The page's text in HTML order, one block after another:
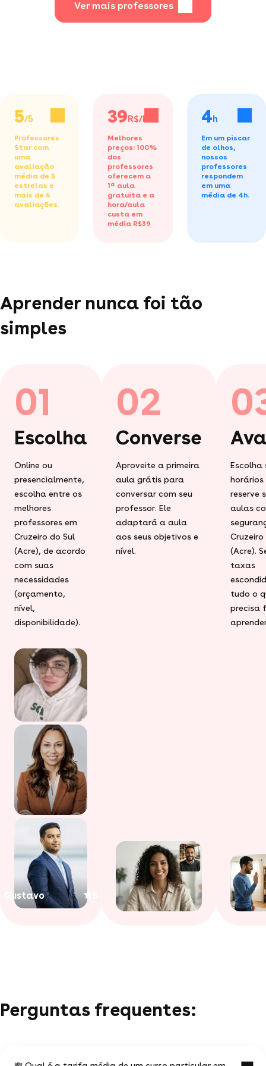
Ver mais professores
5/5
Professores
Star com
uma
avaliação
média de 5
estrelas e
mais de 6
avaliações.
39R$/h
Melhores
preços: 100%
dos
professores
oferecem a
1ª aula
gratuita e a
hora/aula
custa em
média R$39
4h
Em um piscar
de olhos,
nossos
professores
respondem
em uma
média de 4h.
Aprender nunca foi tão
simples
01
Escolha
Online ou
presencialmente,
escolha entre os
melhores
professores em
Cruzeiro do Sul
(Acre), de acordo
com suas
necessidades
(orçamento,
nível,
disponibilidade).
Gustavo
02
Converse
Aproveite a primeira
aula grátis para
conversar com seu
professor. Ele
adaptará a aula
aos seus objetivos e
nível.
Escolha
horários
reserve
aulas
Cruzeiro
(Acre).
taxas
tudo o
precisa
Perguntas frequentes: